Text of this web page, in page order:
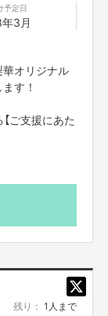
予定日
3月
オリジナル
す！
ご支援にあた
残り： 1人まで